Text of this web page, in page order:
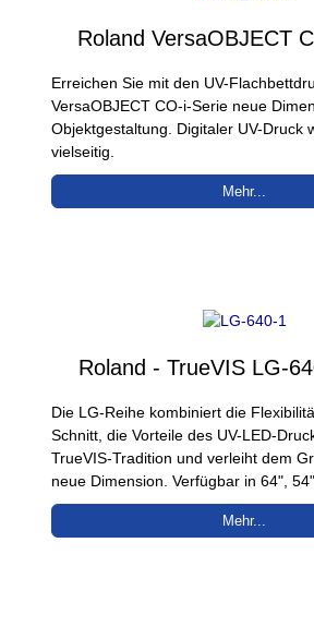
Roland VersaOBJECT
Erreichen Sie mit den UV-
VersaOBJECT CO-i-Serie neue
Objektgestaltung. Digitaler UV-Druck
vielseitig.
Mehr...
Roland - TrueVIS LG-
Die LG-Reihe kombiniert die
Schnitt, die Vorteile des UV-LED-
TrueVIS-Tradition und verleiht dem
neue Dimension. Verfügbar in 64",
Mehr...